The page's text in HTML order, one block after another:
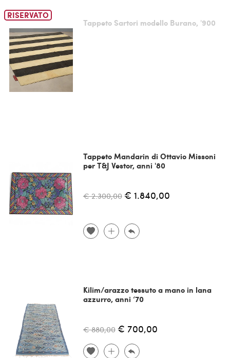
RISERVATO
Tappeto Sartori modello Burano, '900
Tappeto Mandarin di Ottavio Missoni
per T&J Vestor, anni '80
€ 2.300,00 € 1.840,00
Kilim/arazzo tessuto a mano in lana
azzurro, anni ‘70
€ 880,00 € 700,00